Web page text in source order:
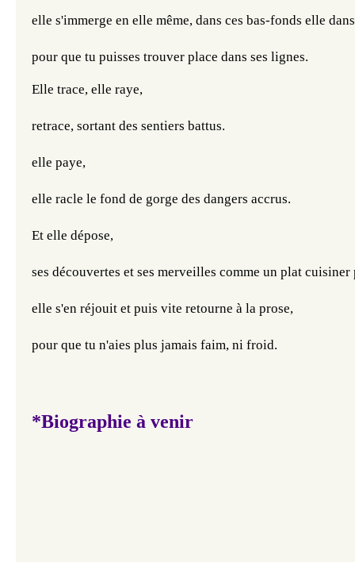
elle s'immerge en elle même, dans ces bas-fonds elle
pour que tu puisses trouver place dans ses lignes.
Elle trace, elle raye,
retrace, sortant des sentiers battus.
elle paye,
elle racle le fond de gorge des dangers accrus.
Et elle dépose,
ses découvertes et ses merveilles comme un plat
elle s'en réjouit et puis vite retourne à la prose,
pour que tu n'aies plus jamais faim, ni froid.
*Biographie à venir